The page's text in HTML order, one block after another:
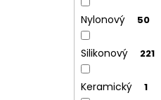
Nylonový 50
Silikonový 221
Keramický 1